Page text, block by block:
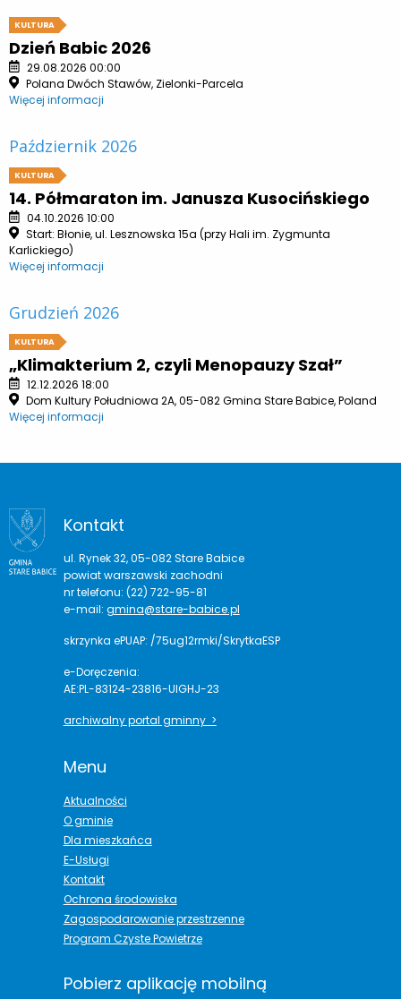
KULTURA
Dzień Babic 2026
29.08.2026 00:00
Polana Dwóch Stawów, Zielonki-Parcela
Więcej informacji
Październik 2026
KULTURA
14. Półmaraton im. Janusza Kusocińskiego
04.10.2026 10:00
Start: Błonie, ul. Lesznowska 15a (przy Hali im. Zygmunta
Karlickiego)
Więcej informacji
Grudzień 2026
KULTURA
„Klimakterium 2, czyli Menopauzy Szał”
12.12.2026 18:00
Dom Kultury Południowa 2A, 05-082 Gmina Stare Babice, Poland
Więcej informacji
Kontakt
ul. Rynek 32, 05-082 Stare Babice
powiat warszawski zachodni
nr telefonu: (22) 722-95-81
e-mail: gmina@stare-babice.pl
skrzynka ePUAP: /75ug12rmki/SkrytkaESP
e-Doręczenia:
AE:PL-83124-23816-UIGHJ-23
archiwalny portal gminny >
Menu
Aktualności
O gminie
Dla mieszkańca
E-Usługi
Kontakt
Ochrona środowiska
Zagospodarowanie przestrzenne
Program Czyste Powietrze
Pobierz aplikację mobilną